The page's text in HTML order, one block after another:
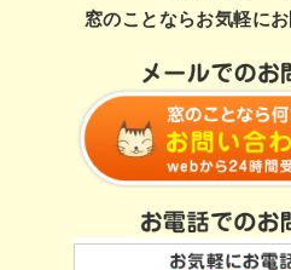
窓のことならお気軽に